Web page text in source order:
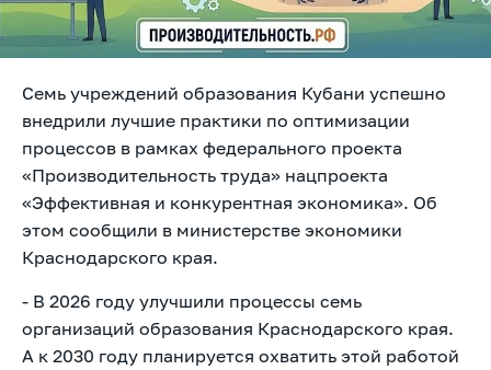
Семь учреждений образования Кубани успешно
внедрили лучшие практики по оптимизации
процессов в рамках федерального проекта
«Производительность труда» нацпроекта
«Эффективная и конкурентная экономика». Об
этом сообщили в министерстве экономики
Краснодарского края.
- В 2026 году улучшили процессы семь
организаций образования Краснодарского края.
А к 2030 году планируется охватить этой работой